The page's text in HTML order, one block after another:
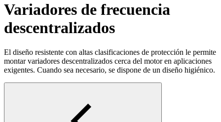
Variadores de frecuencia
descentralizados
El diseño resistente con altas clasificaciones de protección le permite
montar variadores descentralizados cerca del motor en aplicaciones
exigentes. Cuando sea necesario, se dispone de un diseño higiénico.